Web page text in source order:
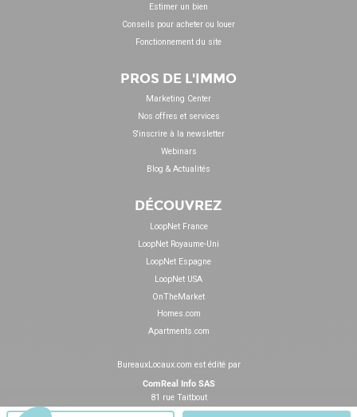
Estimer un bien
Conseils pour acheter ou louer
Fonctionnement du site
PROS DE L'IMMO
Marketing Center
Nos offres et services
S'inscrire à la newsletter
Webinars
Blog & Actualités
DÉCOUVREZ
LoopNet France
LoopNet Royaume-Uni
LoopNet Espagne
LoopNet USA
OnTheMarket
Homes.com
Apartments.com
BureauxLocaux.com est édité par
ComReal Info SAS
81 rue Taitbout
75009 Paris